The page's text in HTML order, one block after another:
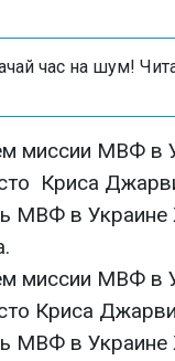
час на шум!
миссии МВФ в
Криса
МВФ в
миссии МВФ в
Криса
МВФ в